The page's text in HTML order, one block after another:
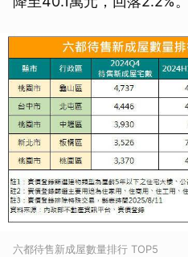
六都待售新成屋數量排行 TOP5